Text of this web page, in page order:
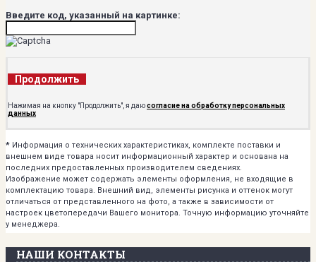
Введите код, указанный на картинке:
Продолжить
Нажимая на кнопку "Продолжить", я даюсогласие на обработку персональных
данных
* Информация о технических характеристиках, комплекте поставки и
внешнем виде товара носит информационный характер и основана на
последних предоставленных производителем сведениях.
Изображение может содержать элементы оформления, не входящие в
комплектацию товара. Внешний вид, элементы рисунка и оттенок могут
отличаться от представленного на фото, а также в зависимости от
настроек цветопередачи Вашего монитора. Точную информацию уточняйте
у менеджера.
НАШИ КОНТАКТЫ